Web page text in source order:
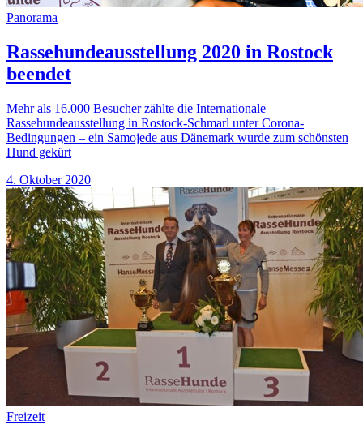
Panorama
Rassehundeausstellung 2020 in Rostock
beendet
Mehr als 16.000 Besucher zählte die Internationale
Rassehundeausstellung in Rostock-Schmarl unter Corona-
Bedingungen – ein Samojede aus Dänemark wurde zum schönsten
Hund gekürt
4. Oktober 2020
Freizeit